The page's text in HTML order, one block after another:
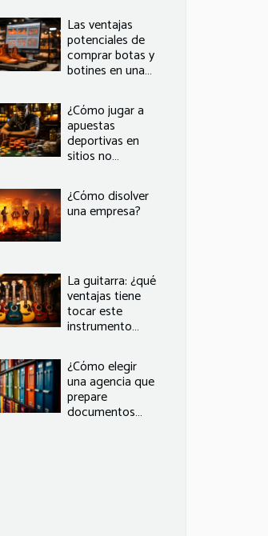
Las ventajas
potenciales de
comprar botas y
botines en una
especializada
¿Cómo jugar a
apuestas
deportivas en
sitios no
¿Cómo disolver
una empresa?
La guitarra: ¿qué
ventajas tiene
tocar este
instrumento
¿Cómo elegir
una agencia que
prepare
documentos